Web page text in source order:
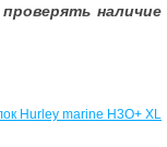
наличие
Hurley marine H3O+ XL